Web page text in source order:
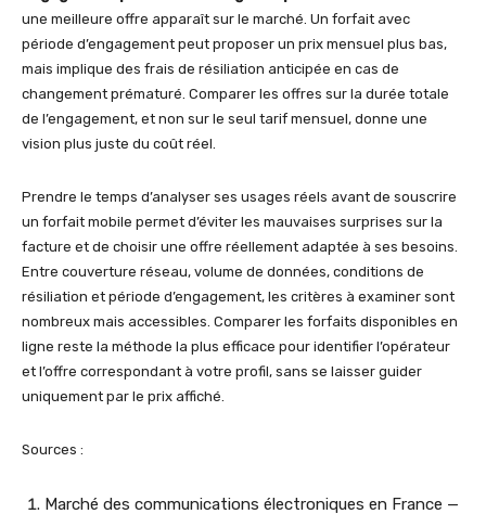
une meilleure offre apparaît sur le marché. Un forfait avec
période d’engagement peut proposer un prix mensuel plus bas,
mais implique des frais de résiliation anticipée en cas de
changement prématuré. Comparer les offres sur la durée totale
de l’engagement, et non sur le seul tarif mensuel, donne une
vision plus juste du coût réel.
Prendre le temps d’analyser ses usages réels avant de souscrire
un forfait mobile permet d’éviter les mauvaises surprises sur la
facture et de choisir une offre réellement adaptée à ses besoins.
Entre couverture réseau, volume de données, conditions de
résiliation et période d’engagement, les critères à examiner sont
nombreux mais accessibles. Comparer les forfaits disponibles en
ligne reste la méthode la plus efficace pour identifier l’opérateur
et l’offre correspondant à votre profil, sans se laisser guider
uniquement par le prix affiché.
Sources :
Marché des communications électroniques en France —